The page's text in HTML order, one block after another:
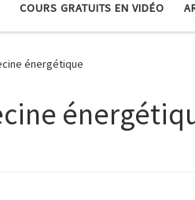
COURS GRATUITS EN VIDÉO
énergétique